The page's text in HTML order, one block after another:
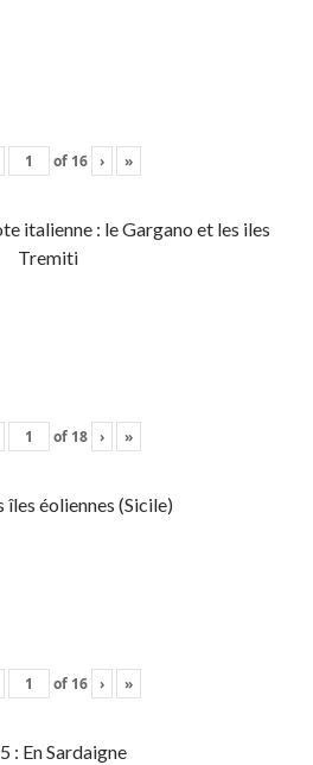
of 16 › »
italienne : le Gargano et les iles
Tremiti
of 18 › »
îles éoliennes (Sicile)
of 16 › »
: En Sardaigne